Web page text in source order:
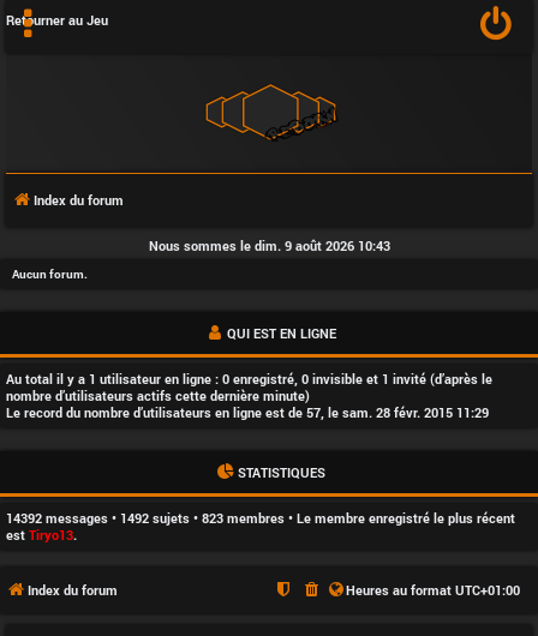
A
’
é
q
Retourner au Jeu
Index du forum
Nous sommes le dim. 9 août 2026 10:43
Aucun forum.
QUI EST EN LIGNE
Au total il y a 1 utilisateur en ligne : 0 enregistré, 0 invisible et 1 invité (d’après le
nombre d’utilisateurs actifs cette dernière minute)
Le record du nombre d’utilisateurs en ligne est de 57, le sam. 28 févr. 2015 11:29
STATISTIQUES
14392 messages • 1492 sujets • 823 membres • Le membre enregistré le plus récent
est Tiryo13.
Index du forum Heures au format UTC+01:00